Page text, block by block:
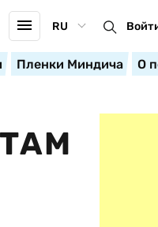
RU
Пленки Миндича О